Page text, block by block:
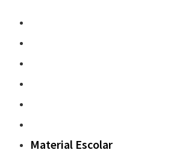
Material Escolar